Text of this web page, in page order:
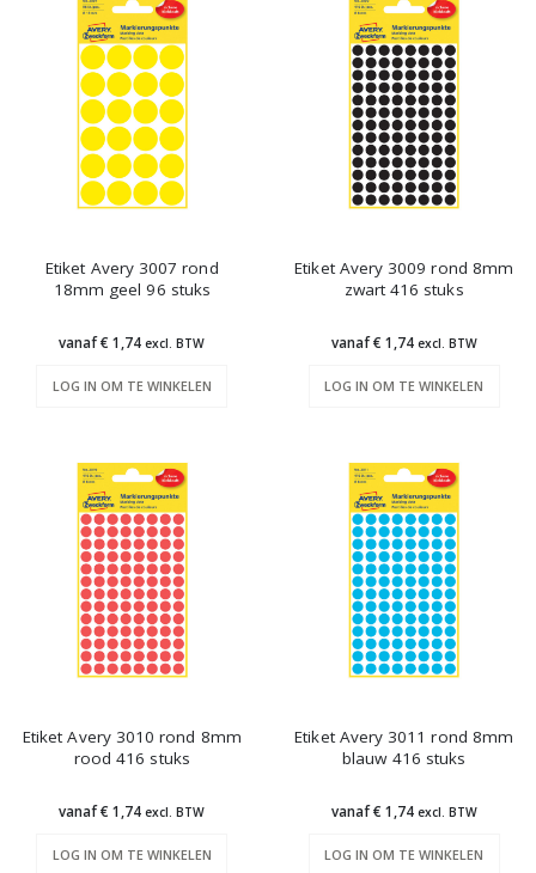
Etiket Avery 3007 rond
18mm geel 96 stuks
vanaf € 1,74excl. BTW
LOG IN OM TE WINKELEN
Etiket Avery 3009 rond 8mm
zwart 416 stuks
vanaf € 1,74 excl. BTW
LOG IN OM TE WINKELEN
Etiket Avery 3010 rond 8mm
rood 416 stuks
vanaf € 1,74excl. BTW
LOG IN OM TE WINKELEN
Etiket Avery 3011 rond 8mm
blauw 416 stuks
vanaf € 1,74 excl. BTW
LOG IN OM TE WINKELEN